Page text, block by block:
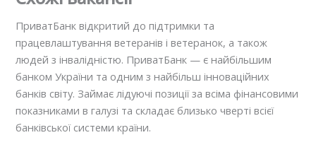
ПриватБанк відкритий до підтримки та
працевлаштування ветеранів i ветеранок, а також
людей з інвалідністю. ПриватБанк — є найбільшим
банком України та одним з найбільш інноваційних
банків світу. Займає лідуючі позиції за всіма фінансовими
показниками в галузі та складає близько чверті всієї
банківської системи країни.